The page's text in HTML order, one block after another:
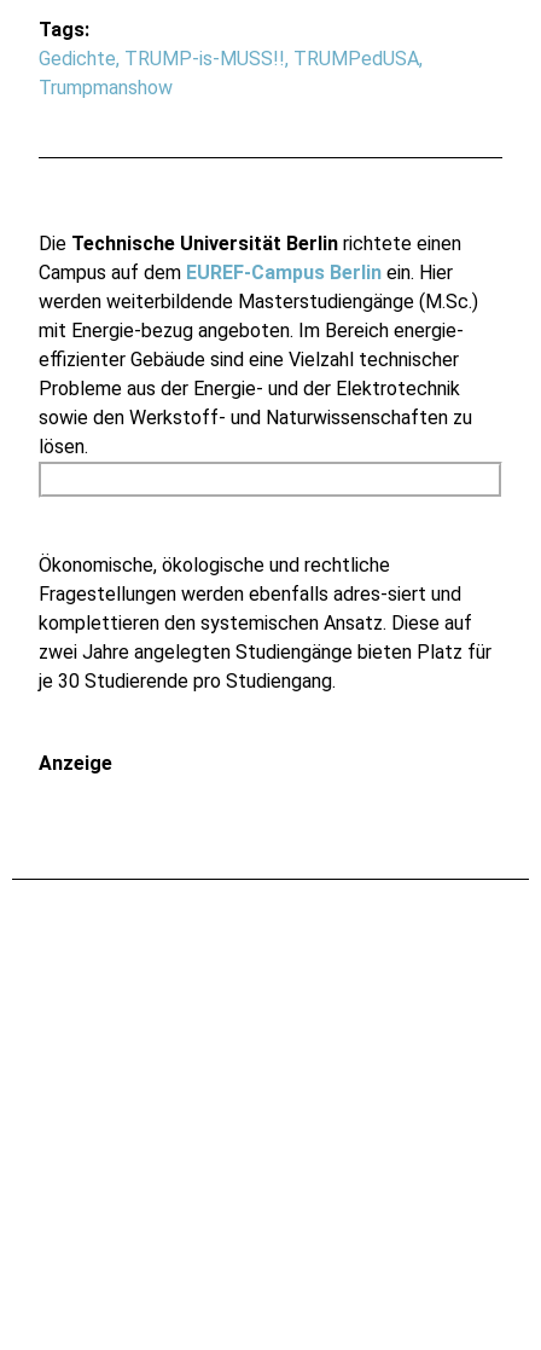
Tags:
Gedichte, TRUMP-is-MUSS!!, TRUMPedUSA,
Trumpmanshow
Die Technische Universität Berlin richtete einen
Campus auf dem EUREF-Campus Berlin ein. Hier
werden weiterbildende Masterstudiengänge (M.Sc.)
mit Energie-bezug angeboten. Im Bereich energie-
effizienter Gebäude sind eine Vielzahl technischer
Probleme aus der Energie- und der Elektrotechnik
sowie den Werkstoff- und Naturwissenschaften zu
lösen.
Ökonomische, ökologische und rechtliche
Fragestellungen werden ebenfalls adres-siert und
komplettieren den systemischen Ansatz. Diese auf
zwei Jahre angelegten Studiengänge bieten Platz für
je 30 Studierende pro Studiengang.
Anzeige